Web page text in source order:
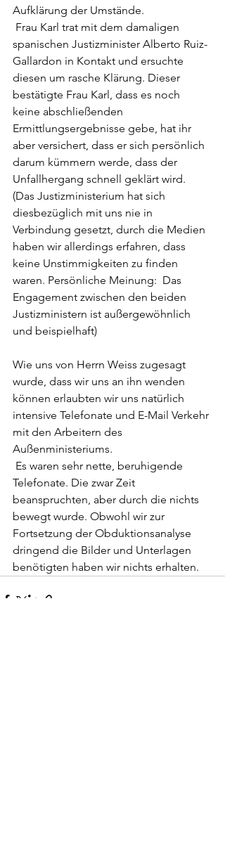
Aufklärung der Umstände.
spanischen Justizminister Alberto Ruiz-
Gallardon in Kontakt und ersuchte
diesen um rasche Klärung. Dieser
bestätigte Frau Karl, dass es noch
keine abschließenden
Ermittlungsergebnisse gebe, hat ihr
aber versichert, dass er sich persönlich
darum kümmern werde, dass der
Unfallhergang schnell geklärt wird.
(Das Justizministerium hat sich
diesbezüglich mit uns nie in
Verbindung gesetzt, durch die Medien
haben wir allerdings erfahren, dass
keine Unstimmigkeiten zu finden
waren. Persönliche Meinung:  Das
Engagement zwischen den beiden
Justizministern ist außergewöhnlich
und beispielhaft)
Wie uns von Herrn Weiss zugesagt
wurde, dass wir uns an ihn wenden
können erlaubten wir uns natürlich
intensive Telefonate und E-Mail Verkehr
mit den Arbeitern des
Außenministeriums.
Telefonate. Die zwar Zeit
beanspruchten, aber durch die nichts
bewegt wurde. Obwohl wir zur
Fortsetzung der Obduktionsanalyse
dringend die Bilder und Unterlagen
benötigten haben wir nichts erhalten.